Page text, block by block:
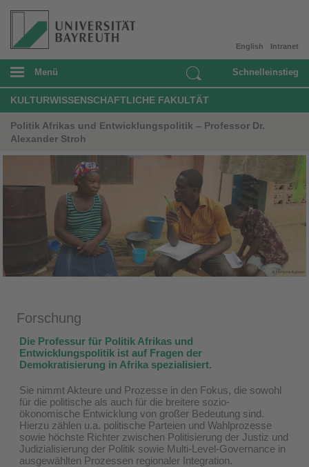
Intranet
English
Menü Schnelleinstieg
KULTURWISSENSCHAFTLICHE FAKULTÄT
Politik Afrikas und Entwicklungspolitik – Professor Dr.
Alexander Stroh
Forschung
Die Professur für Politik Afrikas und
Entwicklungspolitik ist auf Fragen der
Demokratisierung in Afrika spezialisiert.
Sie nimmt Akteure und Prozesse in den Fokus, die sowohl
für die politische als auch für die breitere sozio-
ökonomische Entwicklung von großer Bedeutung sind.
Hierzu zählen u.a. politische Parteien und Wahlprozesse
sowie höchste Richter zwischen Politisierung der Justiz und
Judizialisierung der Politik sowie Multi-Level-Governance in
ausgewählten Prozessen regionaler Integration.